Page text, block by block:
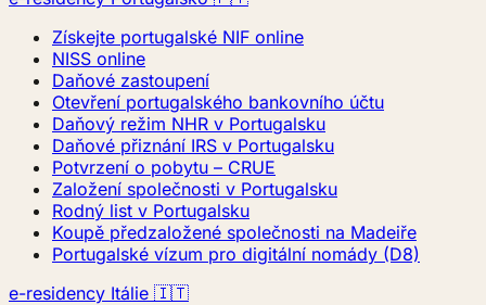
Získejte portugalské NIF online
NISS online
Daňové zastoupení
Otevření portugalského bankovního účtu
Daňový režim NHR v Portugalsku
Daňové přiznání IRS v Portugalsku
Potvrzení o pobytu – CRUE
Založení společnosti v Portugalsku
Rodný list v Portugalsku
Koupě předzaložené společnosti na Madeiře
Portugalské vízum pro digitální nomády (D8)
e-residency Itálie 🇮🇹